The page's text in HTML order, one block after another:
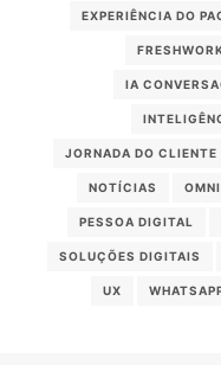
EXPERIÊNCIA DO
IA
JORNADA DO CLIENTE
NOTÍCIAS
PESSOA DIGITAL
SOLUÇÕES DIGITAIS
UX